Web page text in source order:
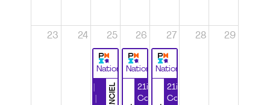
23 24 25
National
26
National
21ième
Congrès
27
National
21ième
Congrès
28 29